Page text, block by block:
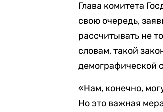
Глава комитета
свою очередь,
рассчитывать не
словам, такой
демографической
«Нам, конечно,
Но это важная